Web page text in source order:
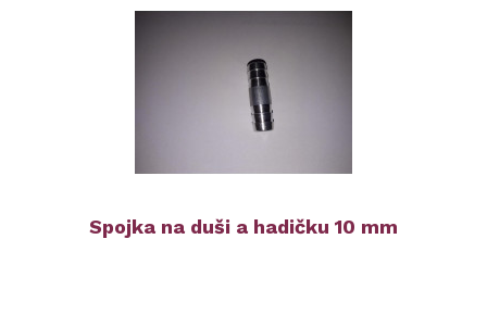
Spojka na duši a hadičku 10 mm